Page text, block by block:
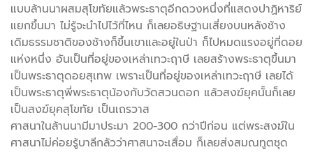
แบบล้านนาผสมสุโขทัยแล้วพระธาตุอีกดวงหนึ่งที่แสดงปาฏิหาริย์
แยกขึ้นมา ไม่รู้จะนำไปไว้ที่ไหน ก็เลยอธิษฐานเสี่ยงบนหลังช้าง
เดิมธรรมชาติของช้างก็ขึ้นเขาและอยู่ในป่า ก็ไปหมดแรงอยู่ที่ดอย
แห่งหนึ่ง อันเป็นที่อยู่ของเหล่าเทวะฤาษี เลยสร้างพระธาตุขึ้นมา
เป็นพระธาตุดอยสุเทพ เพราะเป็นที่อยู่ของเหล่าเทวะฤาษี เลยได้
เป็นพระธาตุพี่พระธาตุน้องกับวัดสวนดอก แล้วสงฆ์ยุคนั้นก็เลย
เป็นสงฆ์ยุคสุโขทัย เป็นเถรวาส
ศาสนาในล้านนามีมาประมา 200-300 กว่าปีก่อน แต่พระสงฆ์ใน
ศาสนาไม่ค่อยรู้บาลีกลัวว่าศาสนาจะเสื่อม ก็เลยส่งสมณทูตชุด